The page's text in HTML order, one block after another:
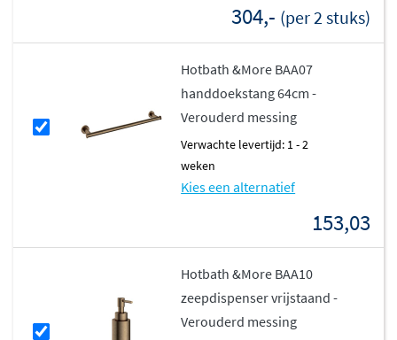
afvoergarnituur je wilt gebruiken. Dit geeft je de vrijheid
wastafel en persoonlijke voorkeur. De kraan is geschikt
voor 1-gats montage en heeft standaard 3/8"
aansluitingen.
304,- (per 2 stuks)
Hotbath &More BAA07
handdoekstang 64cm -
Verouderd messing
Verwachte levertijd: 1 - 2
weken
Kies een alternatief
153,03
Hotbath &More BAA10
zeepdispenser vrijstaand -
Verouderd messing